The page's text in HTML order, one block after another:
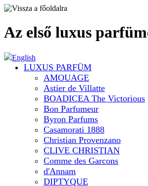
Az első luxus
English
LUXUS PARFÜM
AMOUAGE
Astier de Villatte
BOADICEA The Victorious
Bon Parfumeur
Byron Parfums
Casamorati 1888
Christian Provenzano
CLIVE CHRISTIAN
Comme des Garcons
d'Annam
DIPTYQUE